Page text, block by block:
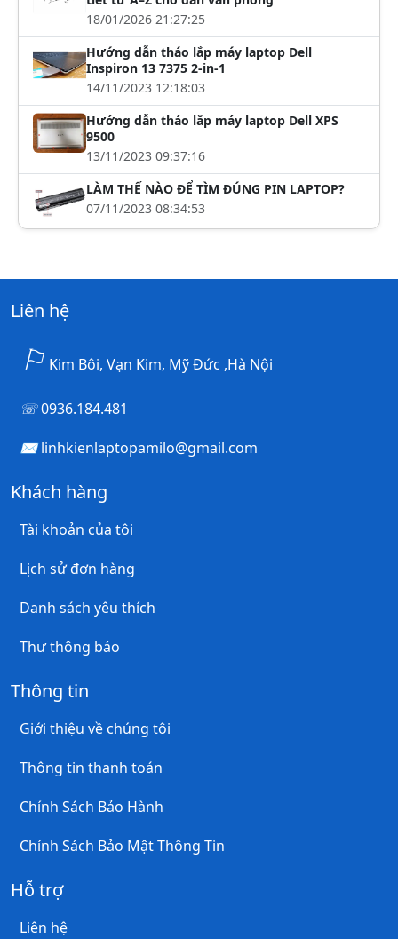
18/01/2026 21:27:25
Hướng dẫn tháo lắp máy laptop Dell
Inspiron 13 7375 2-in-1
14/11/2023 12:18:03
Hướng dẫn tháo lắp máy laptop Dell XPS
9500
13/11/2023 09:37:16
LÀM THẾ NÀO ĐỂ TÌM ĐÚNG PIN LAPTOP?
07/11/2023 08:34:53
Liên hệ
Kim Bôi, Vạn Kim, Mỹ Đức ,Hà Nội
0936.184.481
linhkienlaptopamilo@gmail.com
Khách hàng
Tài khoản của tôi
Lịch sử đơn hàng
Danh sách yêu thích
Thư thông báo
Thông tin
Giới thiệu về chúng tôi
Thông tin thanh toán
Chính Sách Bảo Hành
Chính Sách Bảo Mật Thông Tin
Hỗ trợ
Liên hệ